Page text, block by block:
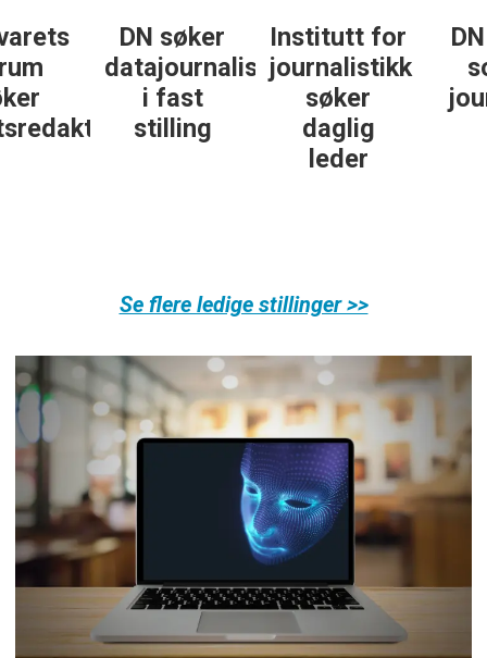
DN søker
datajournalist
stilling
Institutt for
journalistikk
daglig
DN søker
some-
journalist
Se flere ledige stillinger >>